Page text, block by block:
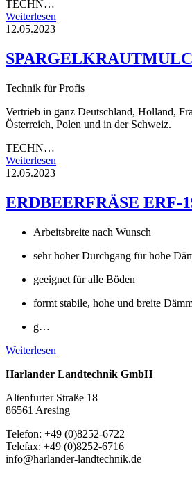
TECHN…
Weiterlesen
12.05.2023
Technik für Profis
Vertrieb in ganz Deutschland, Holland,
Österreich, Polen und in der Schweiz.
TECHN…
Weiterlesen
12.05.2023
ERDBEERFRÄSE ERF-
Arbeitsbreite nach Wunsch
sehr hoher Durchgang für hohe
geeignet für alle Böden
formt stabile, hohe und breite
g…
Weiterlesen
Harlander Landtechnik GmbH
Altenfurter Straße 18
86561 Aresing
Telefon: +49 (0)8252-6722
Telefax: +49 (0)8252-6716
info@harlander-landtechnik.de